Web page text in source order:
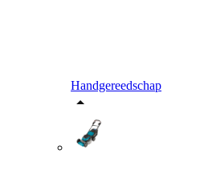
Handgereedschap